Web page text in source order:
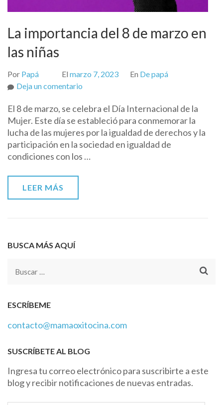
La importancia del 8 de marzo en
las niñas
Por Papá El marzo 7, 2023 En De papá
Deja un comentario
importancia
del
8
de
marzo
El 8 de marzo, se celebra el Día Internacional de la
Mujer. Este día se estableció para conmemorar la
lucha de las mujeres por la igualdad de derechos y la
participación en la sociedad en igualdad de
condiciones con los …
LEER MÁS
BUSCA MÁS AQUÍ
Buscar:
ESCRÍBEME
contacto@mamaoxitocina.com
SUSCRÍBETE AL BLOG
Ingresa tu correo electrónico para suscribirte a este
blog y recibir notificaciones de nuevas entradas.